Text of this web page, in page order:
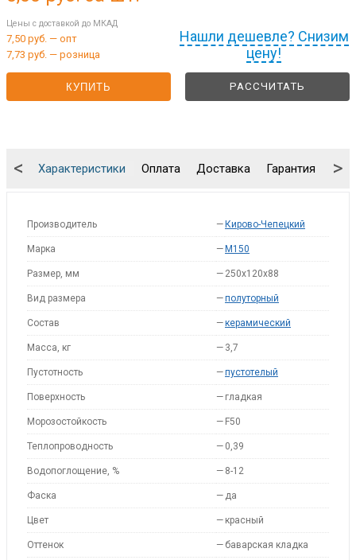
Нашли дешевле? Снизим
цену!
Цены с доставкой до МКАД
7,50 руб. — опт
7,73 руб. — розница
КУПИТЬ РАССЧИТАТЬ
Характеристики Оплата Доставка Гарантия
< >
Производитель — Кирово-Чепецкий
Марка — M150
Размер, мм — 250x120x88
Вид размера —полуторный
Состав —керамический
Масса, кг — 3,7
Пустотность —пустотелый
Поверхность — гладкая
Морозостойкость — F50
Теплопроводность — 0,39
Водопоглощение, % — 8-12
Фаска — да
Цвет — красный
Оттенок — баварская кладка